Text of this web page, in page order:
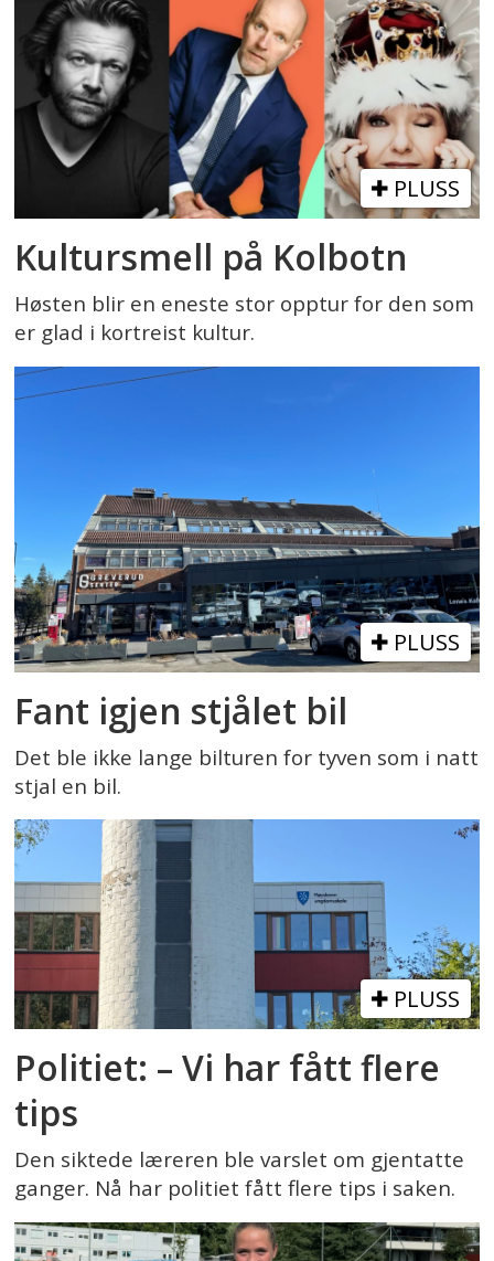
PLUSS
Kultursmell på Kolbotn
Høsten blir en eneste stor opptur for den som
er glad i kortreist kultur.
PLUSS
Fant igjen stjålet bil
Det ble ikke lange bilturen for tyven som i natt
stjal en bil.
PLUSS
Politiet: – Vi har fått flere
tips
Den siktede læreren ble varslet om gjentatte
ganger. Nå har politiet fått flere tips i saken.